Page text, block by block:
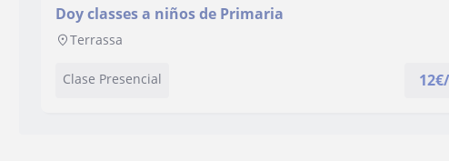
Doy classes a niños de Primaria
Terrassa
Clase Presencial 12